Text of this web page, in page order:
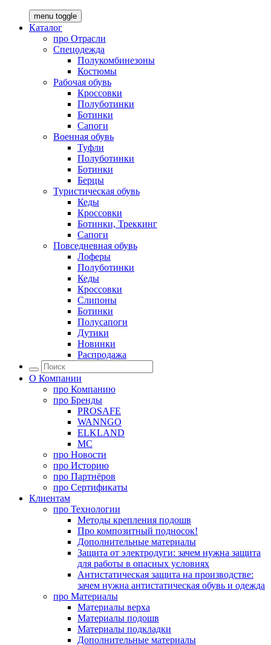
menu toggle
Каталог
про Отрасли
Спецодежда
Полукомбинезоны
Костюмы
Рабочая обувь
Кроссовки
Полуботинки
Ботинки
Сапоги
Военная обувь
Туфли
Полуботинки
Ботинки
Берцы
Туристическая обувь
Кеды
Кроссовки
Ботинки, Треккинг
Сапоги
Повседневная обувь
Лоферы
Полуботинки
Кеды
Кроссовки
Слипоны
Ботинки
Полусапоги
Дутики
Новинки
Распродажа
О Компании
про Компанию
про Бренды
PROSAFE
WANNGO
ELKLAND
MC
про Новости
про Историю
про Партнёров
про Сертификаты
Клиентам
про Технологии
Методы крепления подошв
Про композитный подносок!
Дополнительные материалы
Защита от электродуги: зачем нужна защита
для работы в опасных условиях
Антистатическая защита на производстве:
зачем нужна антистатическая обувь и одежда
про Материалы
Материалы верха
Материалы подошв
Материалы подкладки
Дополнительные материалы